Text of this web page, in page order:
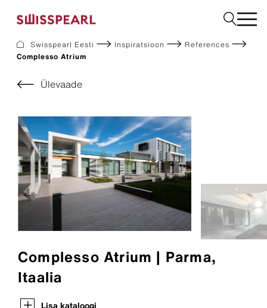
Ettevõte
Teenused
Inspiratsioon
Fassaadikatted
Katusekatted
Ehitusplaadid
Allalaadimine
Swisspearl Eesti Inspiratsioon
References
Complesso Atrium
Ülevaade
Complesso Atrium | Parma,
Itaalia
Lisa kataloogi